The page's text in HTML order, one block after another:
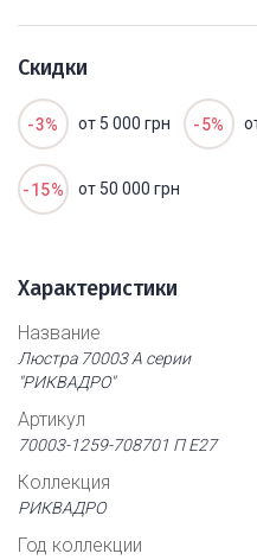
Скидки
-3% от 5 000 грн -5%
-15% от 50 000 грн
Характеристики
Название
Люстра 70003 А серии
"РИКВАДРО"
Артикул
70003-1259-708701 П Е27
Коллекция
РИКВАДРО
Год коллекции